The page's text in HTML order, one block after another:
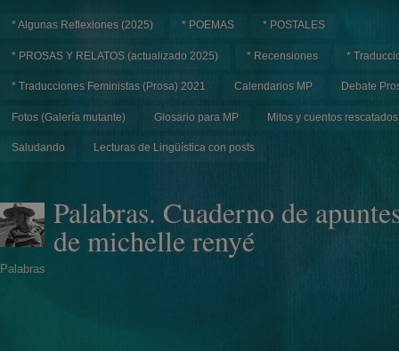
* Algunas Reflexiones (2025) * POEMAS * POSTALES
* PROSAS Y RELATOS (actualizado 2025) * Recensiones *
* Traducciones Feministas (Prosa) 2021 Calendarios MP Debate
Fotos (Galería mutante) Glosario para MP Mitos y cuentos rescatados
Saludando Lecturas de Lingüística con posts
Palabras. Cuaderno de
de michelle renyé
Palabras